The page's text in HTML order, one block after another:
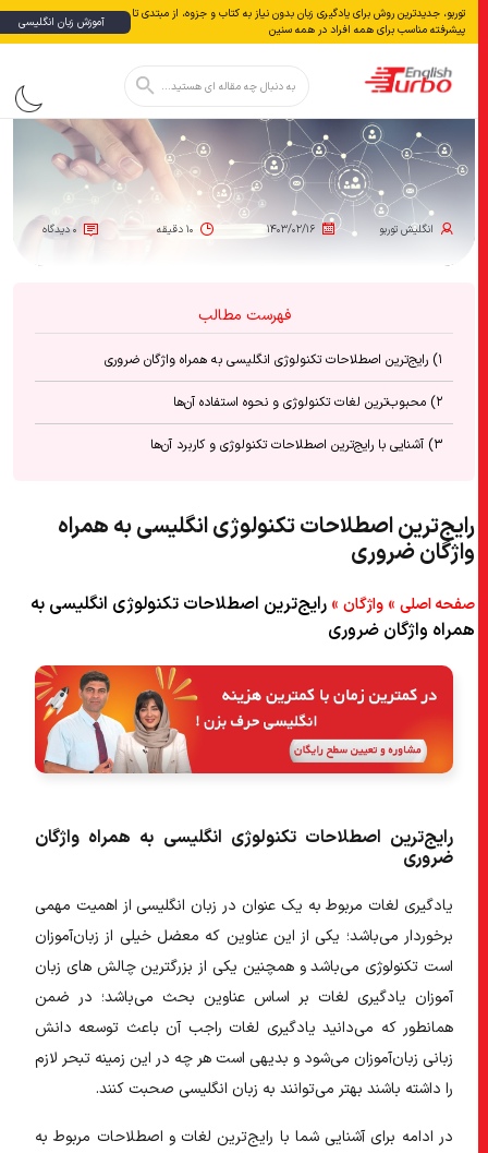
توربو، جدیدترین روش برای یادگیری زبان بدون نياز به كتاب و جزوه، از مبتدی تا
پیشرفته مناسب برای همه افراد در همه سنین
آموزش زبان انگلیسی
برای:
انگلیش‌ توربو ۱۴۰۳/۰۲/۱۶ ۱۰ دقیقه ۰ دیدگاه
فهرست مطالب
۵) برخی از سؤالات متداول
رایج‌ترین اصطلاحات تکنولوژی انگلیسی به همراه
واژگان ضروری
صفحه اصلی»واژگان»رایج‌ترین اصطلاحات تکنولوژی انگلیسی به
همراه واژگان ضروری
رایج‌ترین اصطلاحات تکنولوژی انگلیسی به همراه واژگان
ضروری
یادگیری لغات مربوط به یک عنوان در زبان انگلیسی از اهمیت مهمی
برخوردار می‌باشد؛ یکی از این عناوین که معضل خیلی از زبان‌آموزان
است تکنولوژی می‌باشد و همچنین یکی از بزرگترین چالش های زبان
آموزان یادگیری لغات بر اساس عناوین بحث می‌باشد؛ در ضمن
همانطور که می‌دانید یادگیری لغات راجب آن باعث توسعه دانش
زبانی زبان‌آموزان می‌شود و بدیهی است هر چه در این زمینه تبحر لازم
را داشته باشند بهتر می‌توانند به زبان انگلیسی صحبت کنند.
در ادامه برای آشنایی شما بارایج‌ترینلغات و اصطلاحات مربوط به